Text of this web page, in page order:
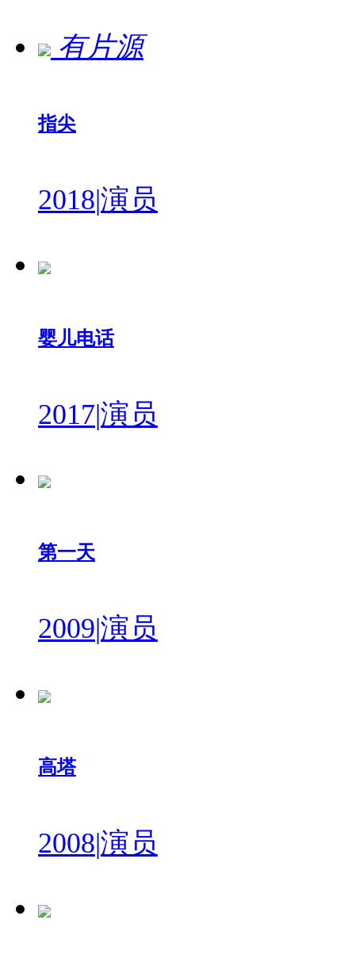
有片源
指尖
2018|演员
婴儿电话
2017|演员
第一天
2009|演员
高塔
2008|演员